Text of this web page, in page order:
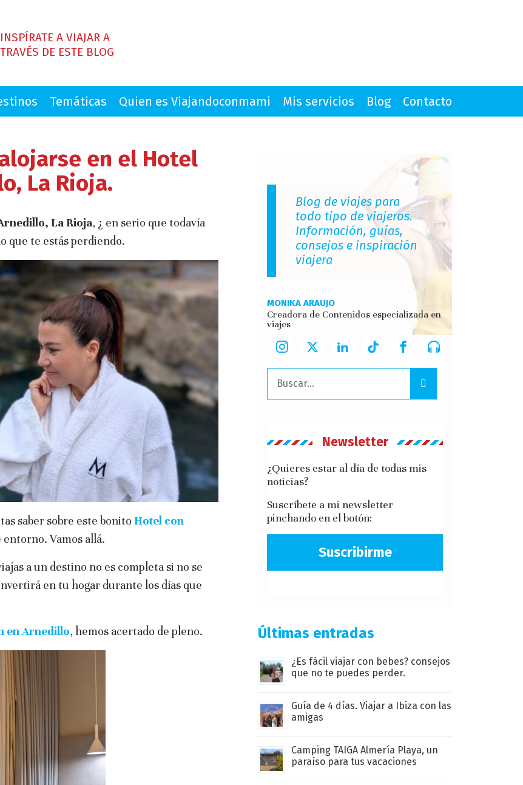
INSPÍRATE A VIAJAR A
TRAVÉS DE ESTE BLOG
Temáticas Quien es Viajandoconmami Mis servicios Blog Contacto
en el Hotel
La Rioja.
La Rioja, ¿ en serio que todavía
que te estás perdiendo.
saber sobre este bonito Hotel con
Vamos allá.
a un destino no es completa si no se
en tu hogar durante los días que
en Arnedillo, hemos acertado de pleno.
Blog de viajes para
todo tipo de viajeros.
Información, guías,
consejos e inspiración
viajera
MONIKA ARAUJO
Creadora de Contenidos especializada en
viajes
Buscar:
Newsletter
¿Quieres estar al día de todas mis
noticias?
Suscríbete a mi newsletter
pinchando en el botón:
Suscribirme
Últimas entradas
¿Es fácil viajar con bebes? consejos
que no te puedes perder.
Guía de 4 días. Viajar a Ibiza con las
amigas
Camping TAIGA Almería Playa, un
paraíso para tus vacaciones